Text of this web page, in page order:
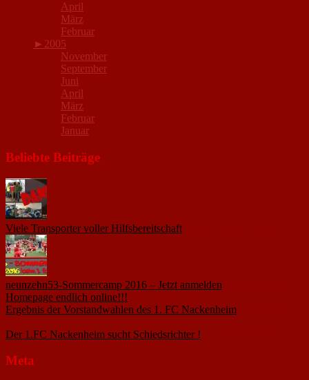
April
März
Februar
► 2005
November
September
Juni
April
März
Februar
Januar
Beliebte Beiträge
Viele Transporter voller Hilfsbereitschaft
neunzehn53-Sommercamp 2016 – Jetzt anmelden
Homepage endlich online!!!
Ergebnis der Vorstandwahlen des 1. FC Nackenheim
Der 1.FC Nackenheim sucht Schiedsrichter !
Meta